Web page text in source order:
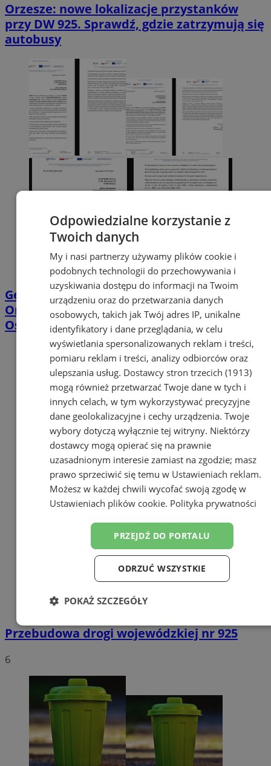
Orzesze: nowe lokalizacje przystanków
przy DW 925. Sprawdź, gdzie zatrzymują się
autobusy
Geodeci wejdą na nieruchomości w
Orzeszu. Chodzi o projekt linii Katowice–
Ostrawa
Przebudowa drogi wojewódzkiej nr 925
6
Odpowiedzialne korzystanie z
Twoich danych
My i nasi partnerzy używamy plików cookie i
podobnych technologii do przechowywania i
uzyskiwania dostępu do informacji na Twoim
urządzeniu oraz do przetwarzania danych
osobowych, takich jak Twój adres IP, unikalne
identyfikatory i dane przeglądania, w celu
wyświetlania spersonalizowanych reklam i treści,
pomiaru reklam i treści, analizy odbiorców oraz
ulepszania usług. Dostawcy stron trzecich (1913)
mogą również przetwarzać Twoje dane w tych i
innych celach, w tym wykorzystywać precyzyjne
dane geolokalizacyjne i cechy urządzenia. Twoje
wybory dotyczą wyłącznie tej witryny. Niektórzy
dostawcy mogą opierać się na prawnie
uzasadnionym interesie zamiast na zgodzie; masz
prawo sprzeciwić się temu w Ustawieniach reklam.
Możesz w każdej chwili wycofać swoją zgodę w
Ustawieniach plików cookie. Polityka prywatności
PRZEJDŹ DO PORTALU
ODRZUĆ WSZYSTKIE
POKAŻ SZCZEGÓŁY
Niezbędne Wydajność Targetowanie
Funkcjonalność
Niezbędne Wydajność
Targetowanie